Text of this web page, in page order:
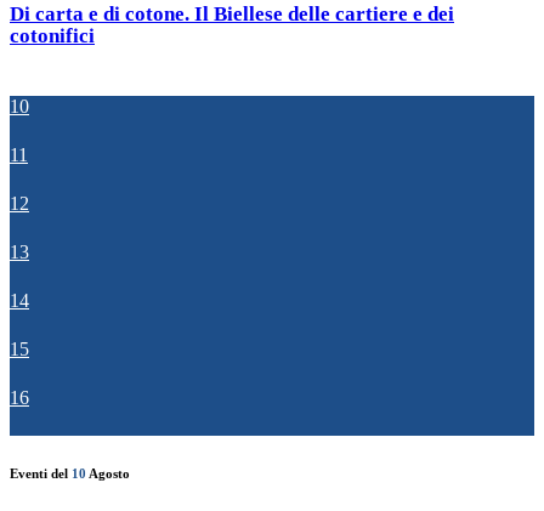
Di carta e di cotone. Il Biellese delle cartiere e dei
cotonifici
10
11
12
13
14
15
16
Eventi del 10 Agosto